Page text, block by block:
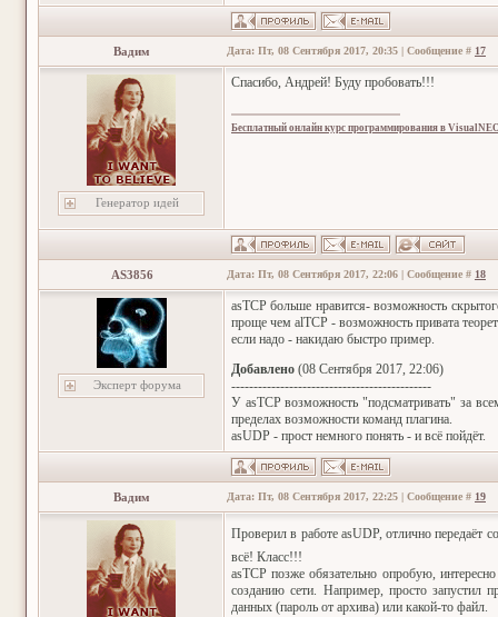
Вадим Дата: Пт, 08 Сентября 2017, 20:35 | Сообщение # 17
Генератор идей
Спасибо, Андрей! Буду пробовать!!!
Бесплатный онлайн курс программирования в
AS3856 Дата: Пт, 08 Сентября 2017, 22:06 | Сообщение # 18
Эксперт форума
asTCP больше нравится- возможность
проще чем alTCP - возможность привата
если надо - накидаю быстро пример.
Добавлено (08 Сентября 2017, 22:06)
---------------------------------------------
У asTCP возможность "подсматривать" за
пределах возможности команд плагина.
asUDP - прост немного понять - и всё пойдёт.
Вадим Дата: Пт, 08 Сентября 2017, 22:25 | Сообщение # 19
Проверил в работе asUDP, отлично передаёт
всё! Класс!!!
asTCP позже обязательно опробую,
созданию сети. Например, просто запустил
данных (пароль от архива) или какой-то файл.